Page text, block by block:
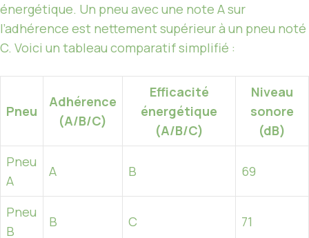
énergétique. Un pneu avec une note A sur
l’adhérence est nettement supérieur à un pneu noté
C. Voici un tableau comparatif simplifié :
Pneu
Adhérence
(A/B/C)
Efficacité
énergétique
(A/B/C)
Niveau
sonore
(dB)
Pneu
A
A B 69
Pneu
B
B C 71